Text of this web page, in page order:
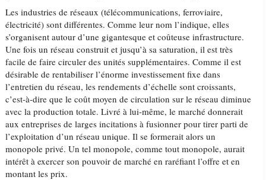
Les industries de réseaux (télécommunications, ferroviaire,
électricité) sont différentes. Comme leur nom l’indique, elles
s’organisent autour d’une gigantesque et coûteuse infrastructure.
Une fois un réseau construit et jusqu’à sa saturation, il est très
facile de faire circuler des unités supplémentaires. Comme il est
désirable de rentabiliser l’énorme investissement fixe dans
l’entretien du réseau, les rendements d’échelle sont croissants,
c’est-à-dire que le coût moyen de circulation sur le réseau diminue
avec la production totale. Livré à lui-même, le marché donnerait
aux entreprises de larges incitations à fusionner pour tirer parti de
l’exploitation d’un réseau unique. Il se formerait alors un
monopole privé. Un tel monopole, comme tout monopole, aurait
intérêt à exercer son pouvoir de marché en raréfiant l’offre et en
montant les prix.